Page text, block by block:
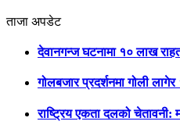
ताजा अपडेट
देवानगन्ज घटनामा १० लाख राहत,
गोलबजार प्रदर्शनमा गोली
राष्ट्रिय एकता दलको